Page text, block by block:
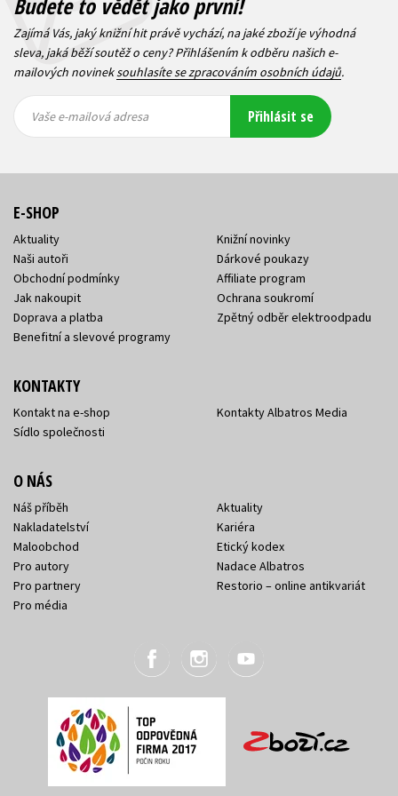
Zajímá Vás, jaký knižní hit právě vychází, na jaké zboží je výhodná
sleva, jaká běží soutěž o ceny? Přihlášením k odběru našich e-
mailových novineksouhlasíte se zpracováním osobních údajů.
mailová
mailová
Vaše e-mailová adresa Přihlásit se
E-SHOP
Aktuality
Naši autoři
Obchodní podmínky
Jak nakoupit
Doprava a platba
Benefitní a slevové programy
Knižní novinky
Dárkové poukazy
Affiliate program
Ochrana soukromí
Zpětný odběr elektroodpadu
KONTAKTY
Kontakt na e-shop
Sídlo společnosti
Kontakty Albatros Media
O NÁS
Náš příběh
Nakladatelství
Maloobchod
Pro autory
Pro partnery
Pro média
Aktuality
Kariéra
Etický kodex
Nadace Albatros
Restorio – online antikvariát